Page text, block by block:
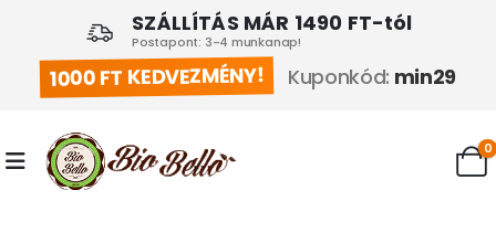
SZÁLLÍTÁS MÁR 1490 FT-tól
Postapont: 3-4 munkanap!
1000 FT KEDVEZMÉNY! Kuponkód: min29
0